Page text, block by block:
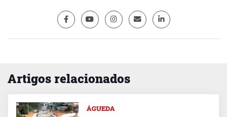
Artigos relacionados
ÁGUEDA